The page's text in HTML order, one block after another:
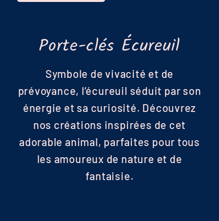
Porte-clés Écureuil
Symbole de vivacité et de
prévoyance, l’écureuil séduit par son
énergie et sa curiosité. Découvrez
nos créations inspirées de cet
adorable animal, parfaites pour tous
les amoureux de nature et de
fantaisie.